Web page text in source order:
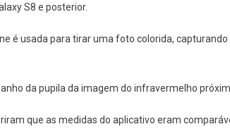
S8 e posterior.
é usada para tirar uma foto colorida,
da pupila da imagem do infravermelho
que as medidas do aplicativo eram